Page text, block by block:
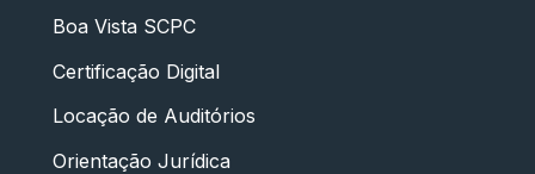
Boa Vista SCPC
Certificação Digital
Locação de Auditórios
Orientação Jurídica